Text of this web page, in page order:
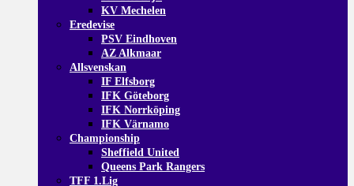
KV Mechelen
Eredevise
PSV Eindhoven
AZ Alkmaar
Allsvenskan
IF Elfsborg
IFK Göteborg
IFK Norrköping
IFK Värnamo
Championship
Sheffield United
Queens Park Rangers
TFF 1.Lig